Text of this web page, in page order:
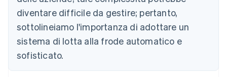
diventare difficile da gestire; pertanto,
sottolineiamo l'importanza di adottare un
sistema di lotta alla frode automatico e
sofisticato.